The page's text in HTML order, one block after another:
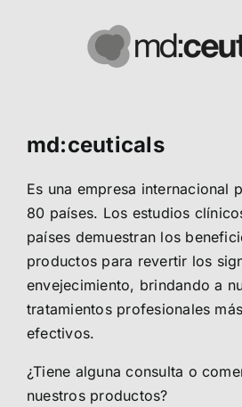
md:ceuticals
Es una empresa internacional
80 países. Los estudios
países demuestran los
productos para revertir los
envejecimiento, brindando a
tratamientos profesionales
efectivos.
¿Tiene alguna consulta o
nuestros productos?